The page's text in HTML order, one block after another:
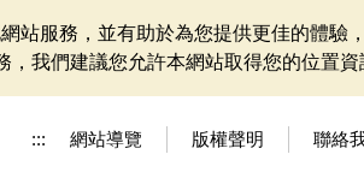
站服務，並有助於為您提供更佳的體驗
我們建議您允許本網站取得您的位置資
::: 網站導覽 版權聲明 聯絡